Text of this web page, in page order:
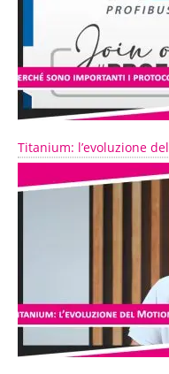
Titanium: l’evoluzione